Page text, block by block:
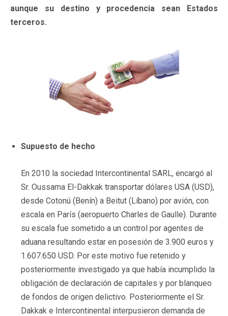
aunque su destino y procedencia sean Estados
terceros.
Supuesto de hecho
En 2010 la sociedad Intercontinental SARL, encargó al
Sr. Oussama El-Dakkak transportar dólares USA (USD),
desde Cotonú (Benín) a Beitut (Líbano) por avión, con
escala en París (aeropuerto Charles de Gaulle). Durante
su escala fue sometido a un control por agentes de
aduana resultando estar en posesión de 3.900 euros y
1.607.650 USD. Por este motivo fue retenido y
posteriormente investigado ya que había incumplido la
obligación de declaración de capitales y por blanqueo
de fondos de origen delictivo. Posteriormente el Sr.
Dakkak e Intercontinental interpusieron demanda de